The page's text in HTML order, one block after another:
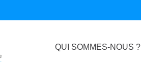
QUI SOMMES-NOUS ?